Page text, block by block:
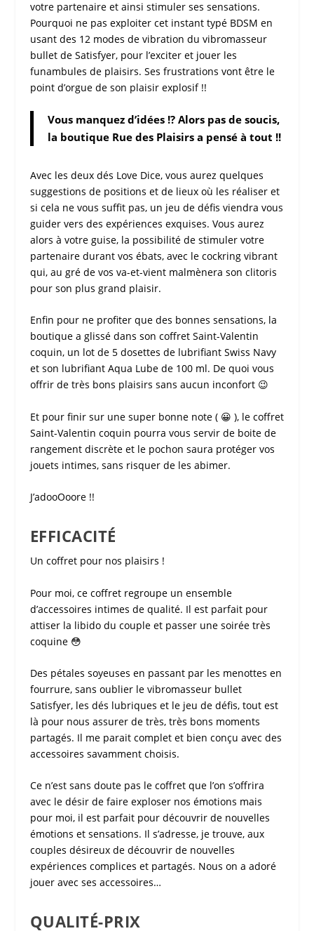
votre partenaire et ainsi stimuler ses sensations.
Pourquoi ne pas exploiter cet instant typé BDSM en
usant des 12 modes de vibration du vibromasseur
bullet de Satisfyer, pour l’exciter et jouer les
funambules de plaisirs. Ses frustrations vont être le
point d’orgue de son plaisir explosif !!
Vous manquez d’idées !? Alors pas de soucis,
la boutique Rue des Plaisirs a pensé à tout !!
Avec les deux dés Love Dice, vous aurez quelques
suggestions de positions et de lieux où les réaliser et
si cela ne vous suffit pas, un jeu de défis viendra vous
guider vers des expériences exquises. Vous aurez
alors à votre guise, la possibilité de stimuler votre
partenaire durant vos ébats, avec le cockring vibrant
qui, au gré de vos va-et-vient malmènera son clitoris
pour son plus grand plaisir.
Enfin pour ne profiter que des bonnes sensations, la
boutique a glissé dans son coffret Saint-Valentin
coquin, un lot de 5 dosettes de lubrifiant Swiss Navy
et son lubrifiant Aqua Lube de 100 ml. De quoi vous
offrir de très bons plaisirs sans aucun inconfort 😉
Et pour finir sur une super bonne note ( 😀 ), le coffret
Saint-Valentin coquin pourra vous servir de boite de
rangement discrète et le pochon saura protéger vos
jouets intimes, sans risquer de les abimer.
J’adooOoore !!
EFFICACITÉ
Un coffret pour nos plaisirs !
Pour moi, ce coffret regroupe un ensemble
d’accessoires intimes de qualité. Il est parfait pour
attiser la libido du couple et passer une soirée très
coquine 😳
Des pétales soyeuses en passant par les menottes en
fourrure, sans oublier le vibromasseur bullet
Satisfyer, les dés lubriques et le jeu de défis, tout est
là pour nous assurer de très, très bons moments
partagés. Il me parait complet et bien conçu avec des
accessoires savamment choisis.
Ce n’est sans doute pas le coffretque l’on s’offrira
avec le désir de faire exploser nos émotions mais
pour moi, il est parfait pour découvrir de nouvelles
émotions et sensations. Il s’adresse, je trouve, aux
couples désireux de découvrir de nouvelles
expériences complices et partagés. Nous on a adoré
jouer avec ses accessoires…
QUALITÉ-PRIX